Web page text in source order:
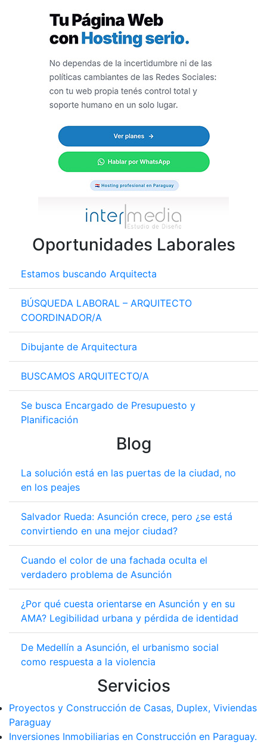
Oportunidades Laborales
Estamos buscando Arquitecta
BÚSQUEDA LABORAL – ARQUITECTO
COORDINADOR/A
Dibujante de Arquitectura
BUSCAMOS ARQUITECTO/A
Se busca Encargado de Presupuesto y
Planificación
Blog
La solución está en las puertas de la ciudad, no
en los peajes
Salvador Rueda: Asunción crece, pero ¿se está
convirtiendo en una mejor ciudad?
Cuando el color de una fachada oculta el
verdadero problema de Asunción
¿Por qué cuesta orientarse en Asunción y en su
AMA? Legibilidad urbana y pérdida de identidad
De Medellín a Asunción, el urbanismo social
como respuesta a la violencia
Servicios
Proyectos y Construcción de Casas, Duplex, Viviendas
Paraguay
Inversiones Inmobiliarias en Construcción en Paraguay.